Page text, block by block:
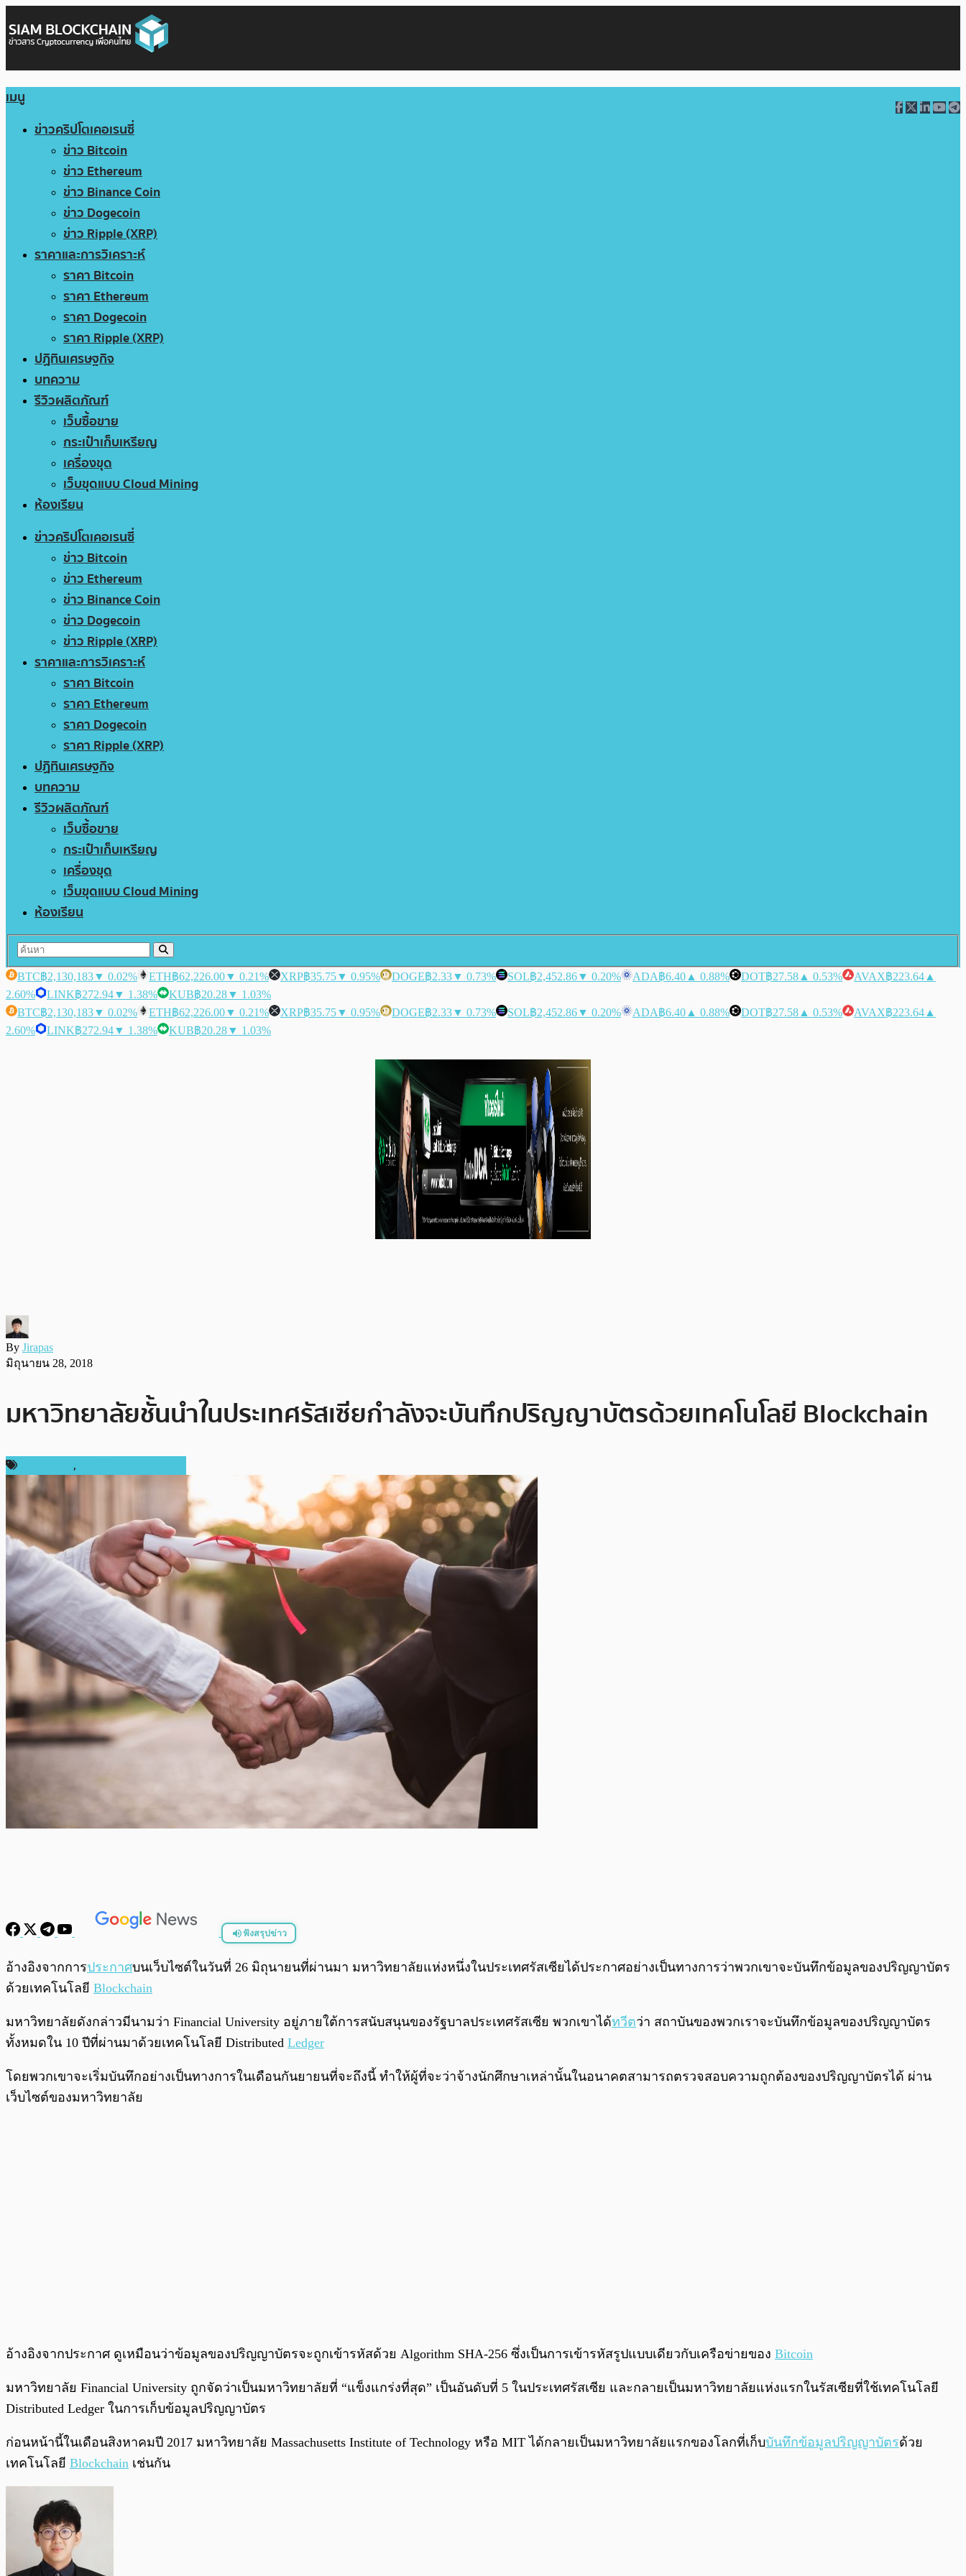
เมนู
ข่าวคริปโตเคอเรนซี่
ข่าว Bitcoin
ข่าว Ethereum
ข่าว Binance Coin
ข่าว Dogecoin
ข่าว Ripple (XRP)
ราคาและการวิเคราะห์
ราคา Bitcoin
ราคา Ethereum
ราคา Dogecoin
ราคา Ripple (XRP)
ปฏิทินเศรษฐกิจ
บทความ
รีวิวผลิตภัณฑ์
เว็บซื้อขาย
กระเป๋าเก็บเหรียญ
เครื่องขุด
เว็บขุดแบบ Cloud Mining
ห้องเรียน
ข่าวคริปโตเคอเรนซี่
ข่าว Bitcoin
ข่าว Ethereum
ข่าว Binance Coin
ข่าว Dogecoin
ข่าว Ripple (XRP)
ราคาและการวิเคราะห์
ราคา Bitcoin
ราคา Ethereum
ราคา Dogecoin
ราคา Ripple (XRP)
ปฏิทินเศรษฐกิจ
บทความ
รีวิวผลิตภัณฑ์
เว็บซื้อขาย
กระเป๋าเก็บเหรียญ
เครื่องขุด
เว็บขุดแบบ Cloud Mining
ห้องเรียน
BTC฿2,130,183▼ 0.02% ETH฿62,226.00▼ 0.21% XRP฿35.75▼ 0.95% DOGE฿2.33▼ 0.73% SOL฿2,452.86▼ 0.20% ADA฿6.40 ▲ 0.88% DOT฿27.58 ▲ 0.53% AVAX฿223.64 ▲
2.60%
LINK฿272.94▼ 1.38% KUB฿20.28▼ 1.03%
BTC฿2,130,183▼ 0.02% ETH฿62,226.00▼ 0.21% XRP฿35.75▼ 0.95% DOGE฿2.33▼ 0.73% SOL฿2,452.86▼ 0.20% ADA฿6.40 ▲ 0.88% DOT฿27.58 ▲ 0.53% AVAX฿223.64 ▲
2.60%
LINK฿272.94▼ 1.38% KUB฿20.28▼ 1.03%
By Jirapas
มิถุนายน 28, 2018
มหาวิทยาลัยชั้นนำในประเทศรัสเซียกำลังจะบันทึกปริญญาบัตรด้วยเทคโนโลยี Blockchain
,
ฟังสรุปข่าว
/0:00
อ้างอิงจากการประกาศบนเว็บไซต์ในวันที่ 26 มิถุนายนที่ผ่านมา มหาวิทยาลัยแห่งหนึ่งในประเทศรัสเซียได้ประกาศอย่างเป็นทางการว่าพวกเขาจะบันทึกข้อมูลของปริญญาบัตร
ด้วยเทคโนโลยี Blockchain
มหาวิทยาลัยดังกล่าวมีนามว่า Financial University อยู่ภายใต้การสนับสนุนของรัฐบาลประเทศรัสเซีย พวกเขาได้ทวีตว่า สถาบันของพวกเราจะบันทึกข้อมูลของปริญญาบัตร
ทั้งหมดใน 10 ปีที่ผ่านมาด้วยเทคโนโลยี Distributed Ledger
โดยพวกเขาจะเริ่มบันทึกอย่างเป็นทางการในเดือนกันยายนที่จะถึงนี้ ทำให้ผู้ที่จะว่าจ้างนักศึกษาเหล่านั้นในอนาคตสามารถตรวจสอบความถูกต้องของปริญญาบัตรได้ ผ่าน
เว็บไซต์ของมหาวิทยาลัย
อ้างอิงจากประกาศ ดูเหมือนว่าข้อมูลของปริญญาบัตรจะถูกเข้ารหัสด้วย Algorithm SHA-256 ซึ่งเป็นการเข้ารหัสรูปแบบเดียวกับเครือข่ายของ Bitcoin
มหาวิทยาลัย Financial University ถูกจัดว่าเป็นมหาวิทยาลัยที่ “แข็งแกร่งที่สุด” เป็นอันดับที่ 5 ในประเทศรัสเซีย และกลายเป็นมหาวิทยาลัยแห่งแรกในรัสเซียที่ใช้เทคโนโลยี
Distributed Ledger ในการเก็บข้อมูลปริญญาบัตร
ก่อนหน้านี้ในเดือนสิงหาคมปี 2017 มหาวิทยาลัย Massachusetts Institute of Technology หรือ MIT ได้กลายเป็นมหาวิทยาลัยแรกของโลกที่เก็บบันทึกข้อมูลปริญญาบัตรด้วย
เทคโนโลยี Blockchain เช่นกัน